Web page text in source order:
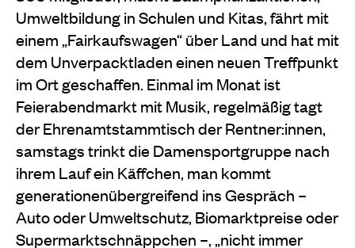
Umweltbildung in Schulen und Kitas, fährt mit
einem „Fairkaufswagen“ über Land und hat mit
dem Unverpacktladen einen neuen Treffpunkt
im Ort geschaffen. Einmal im Monat ist
Feierabendmarkt mit Musik, regelmäßig tagt
der Ehrenamtstammtisch der Rentner:innen,
samstags trinkt die Damensportgruppe nach
ihrem Lauf ein Käffchen, man kommt
generationenübergreifend ins Gespräch –
Auto oder Umweltschutz, Biomarktpreise oder
Supermarktschnäppchen –, „nicht immer